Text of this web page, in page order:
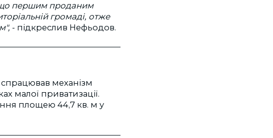
що першим проданим
громаді, отже
- підкреслив Нефьодов.
механізм
малої приватизації.
площею 44,7 кв. м у